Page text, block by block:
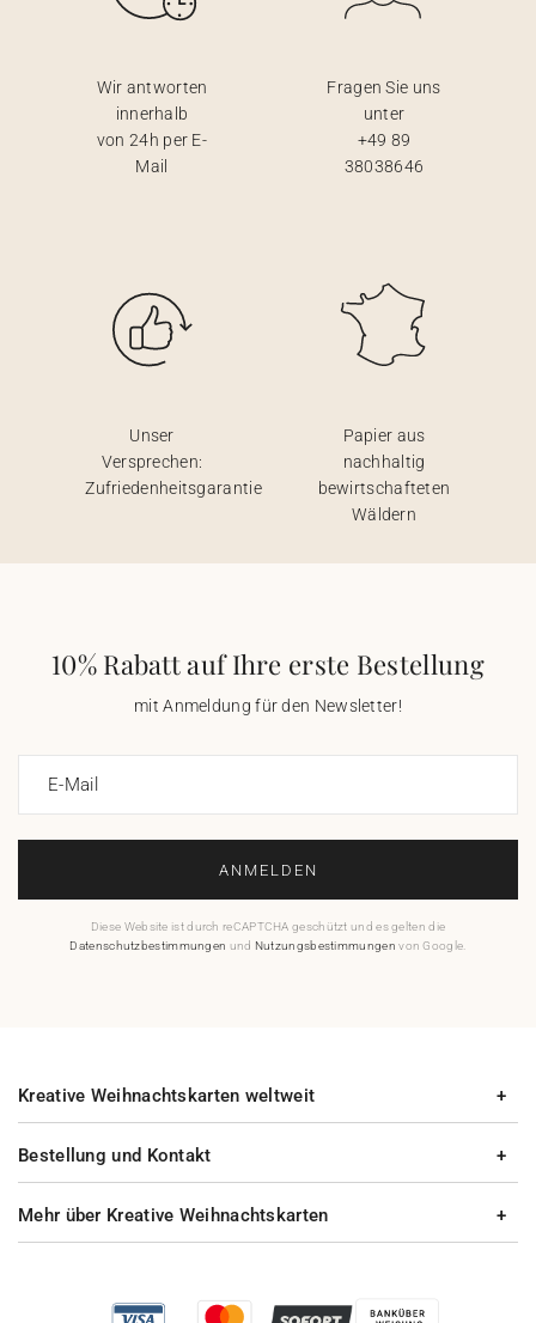
Wir antworten
innerhalb
von 24h per E-
Mail
Fragen Sie uns
unter
+49 89
38038646
Unser
Versprechen:
Zufriedenheitsgarantie
Papier aus
nachhaltig
bewirtschafteten
Wäldern
10% Rabatt auf Ihre erste Bestellung
mit Anmeldung für den Newsletter!
E-Mail
ANMELDEN
Diese Website ist durch reCAPTCHA geschützt und es gelten die
Datenschutzbestimmungen und Nutzungsbestimmungen von Google.
Bestellung und Kontakt
Mehr über Kreative Weihnachtskarten
Kreative Weihnachtskarten weltweit